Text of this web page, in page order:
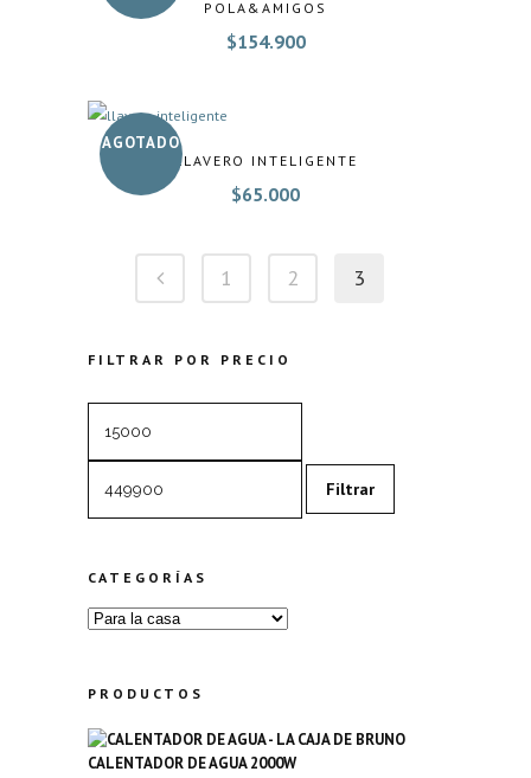
FILTRAR POR PRECIO
Filtrar
CATEGORÍAS
PRODUCTOS
CALENTADOR DE AGUA 2000W
POLA&AMIGOS
$154.900
AGOTADO
LLAVERO INTELIGENTE
$65.000
1 2 3